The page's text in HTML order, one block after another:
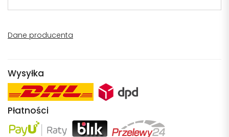
Dane producenta
Wysyłka
Płatności